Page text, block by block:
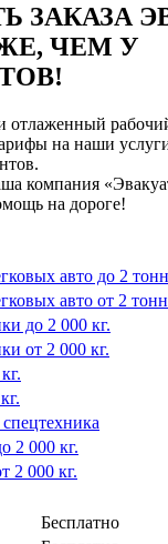
ЗАКАЗА
ЧЕМ У
на наши
компания
на дороге!
авто до 2
авто от 2
до 2 000 кг.
от 2 000 кг.
2 000 кг.
2 000 кг.
Бесплатно